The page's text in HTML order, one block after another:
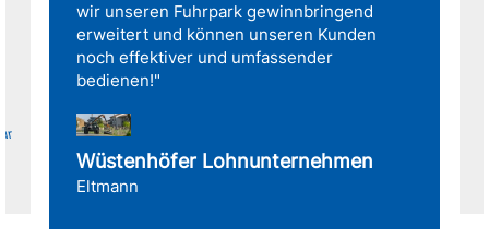
wir unseren Fuhrpark gewinnbringend
erweitert und können unseren Kunden
noch effektiver und umfassender
bedienen!"
Wüstenhöfer Lohnunternehmen
Eltmann